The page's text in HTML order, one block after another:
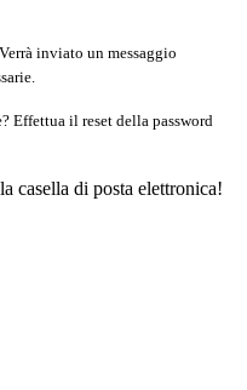
Verrà inviato un messaggio
Effettua il reset della password
casella di posta elettronica!